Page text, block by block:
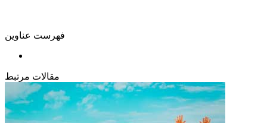
فهرست عناوین
مقالات مرتبط